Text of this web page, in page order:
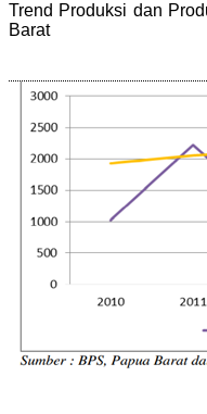
Trend Produksi dan
Barat